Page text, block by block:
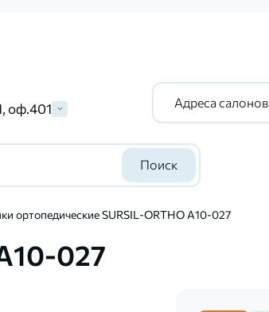
оф.401 Адреса салонов
Поиск
ортопедические SURSIL-ORTHO А10-027
027